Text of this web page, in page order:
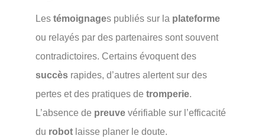
Les témoignages publiés sur la plateforme
ou relayés par des partenaires sont souvent
contradictoires. Certains évoquent des
succès rapides, d’autres alertent sur des
pertes et des pratiques de tromperie.
L’absence de preuve vérifiable sur l’efficacité
du robot laisse planer le doute.